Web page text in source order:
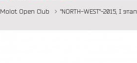
Molot Open Club "NORTH-WEST"-2015, I этап